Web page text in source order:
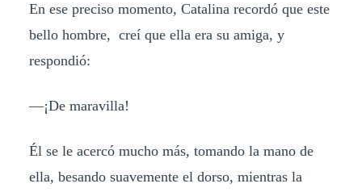
En ese preciso momento, Catalina recordó que este
bello hombre, creí que ella era su amiga, y
respondió:
—¡De maravilla!
Él se le acercó mucho más, tomando la mano de
ella, besando suavemente el dorso, mientras la